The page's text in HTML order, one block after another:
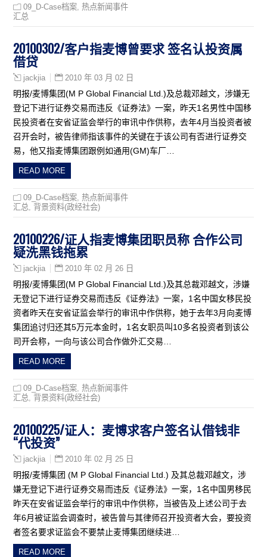
09_D-Case档案 ,热点新闻事件
汇总
20100302/客户指麦博曾要求 签名认投资属
借贷
jackjia 2010 年 03 月 02 日
明报/麦博集团(M P Global Financial Ltd.)及总裁邓越文，涉嫌无
登记下进行证券交易而违反《证券法》一案，昨天1名男性中国移
民投资者在安省证监会举行的审讯中作供称，去年4月当投资者被
召开会时，被告律师指该事件的关键在于该公司有否进行证券交
易，他又指麦博集团跟例如通用(GM)车厂…
READ MORE
09_D-Case档案 ,热点新闻事件
汇总
背景资料(政经社会)
20100226/证人指麦博集团职员称 合作公司
疑洗黑钱拖累
jackjia 2010 年 02 月 26 日
明报/麦博集团(M P Global Financial Ltd.)及其总裁邓越文，涉嫌
无登记下进行证券交易而违反《证券法》一案，1名中国女移民投
资者昨天在安省证监会举行的审讯中作供称，她于去年3月向麦博
集团追讨归还其5万元本金时，1名女职员叫10多名投资者到该公
司开会称，一向与该公司合作做外汇交易…
READ MORE
09_D-Case档案 ,热点新闻事件
汇总
背景资料(政经社会)
20100225/证人：麦博求客户签名认借钱非
“代投资”
jackjia 2010 年 02 月 25 日
明报/麦博集团 (M P Global Financial Ltd.) 及其总裁邓越文，涉
嫌无登记下进行证券交易而违反《证券法》一案，1名中国男移民
昨天在安省证监会举行的审讯中作供称，当被告及上述公司于去
年6月被证监会调查时，被告曾与其律师召开投资者大会，要投资
者签名要求证监会不要禁止麦博集团继续进…
READ MORE